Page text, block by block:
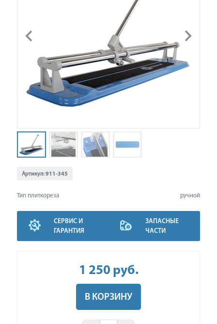
Артикул:911-345
Тип плиткореза ручной
СЕРВИС И
ГАРАНТИЯ
ЗАПАСНЫЕ
ЧАСТИ
1 250 руб.
В КОРЗИНУ